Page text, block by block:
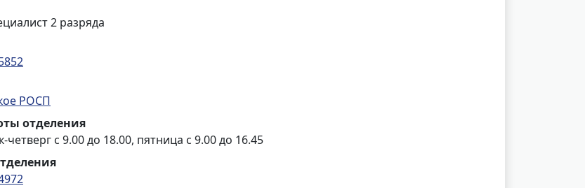
2 разряда
РОСП
отделения
четверг с 9.00 до 18.00, пятница с 9.00 до 16.45